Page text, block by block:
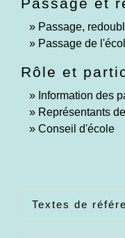
Passage,
Passage de
Rôle et
Information des
Représentants
Conseil d'école
Textes de